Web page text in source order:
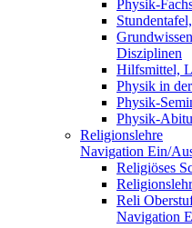
Physik-
Disziplinen
Hilfsmittel,
Physik in
Physik-
Physik-
Religionslehre
Navigation Ein/
Religiöses
Reli
Navigation